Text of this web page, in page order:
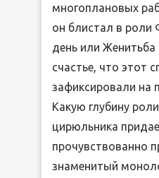
многоплановых
он блистал в роли
день или Женитьба
счастье, что этот
зафиксировали на
Какую глубину
цирюльника
прочувствованно
знаменитый